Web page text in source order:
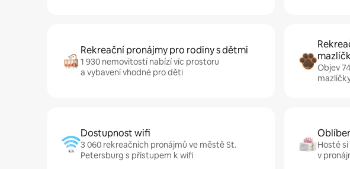
Rekreační pronájmy pro rodiny s dětmi
1 930 nemovitostí nabízí víc prostoru
a vybavení vhodné pro děti
Objev
Dostupnost wifi
3 060 rekreačních pronájmů ve městě St.
Petersburg s přístupem k wifi
Hosté
v